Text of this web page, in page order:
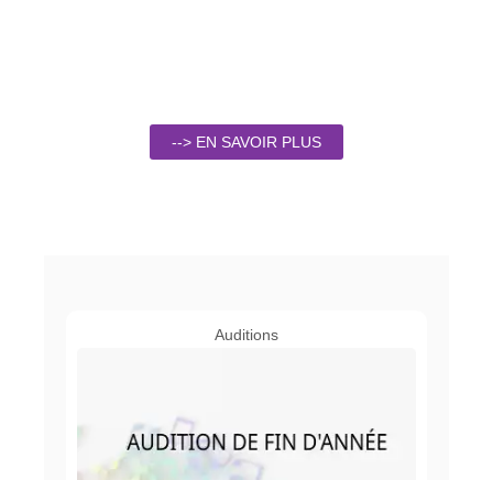
--> EN SAVOIR PLUS
Auditions